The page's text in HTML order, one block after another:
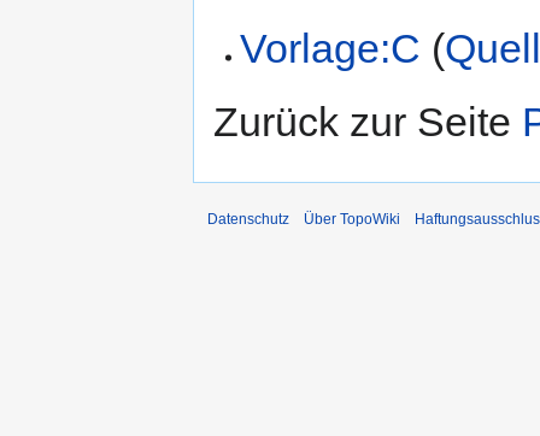
Vorlage:C (
Zurück zur Seite
Datenschutz Über TopoWiki